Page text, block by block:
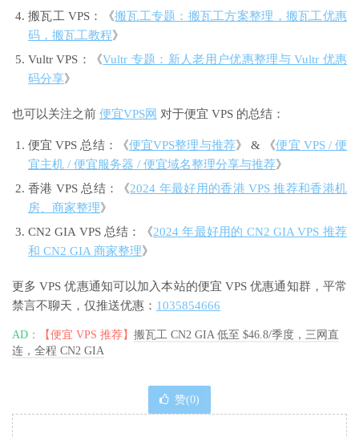
搬瓦工 VPS：《搬瓦工专题：搬瓦工方案整理，搬瓦工优惠
码，搬瓦工教程》
Vultr VPS：《Vultr 专题：新人老用户优惠整理与 Vultr 优惠
码分享》
也可以关注之前 便宜VPS网 对于便宜 VPS 的总结：
便宜 VPS 总结：《便宜VPS整理与推荐》 & 《便宜 VPS / 便
宜主机 / 便宜服务器 / 便宜域名整理分享与推荐》
香港 VPS 总结：《2024 年最好用的香港 VPS 推荐和香港机
房、商家整理》
CN2 GIA VPS 总结：《2024 年最好用的 CN2 GIA VPS 推荐
和 CN2 GIA 商家整理》
更多 VPS 优惠通知可以加入本站的便宜 VPS 优惠通知群，平常
禁言不聊天，仅推送优惠： 1035854666
AD： 【便宜 VPS 推荐】 搬瓦工 CN2 GIA 低至 $46.8/季度，三网直
连，全程 CN2 GIA
赞(0)